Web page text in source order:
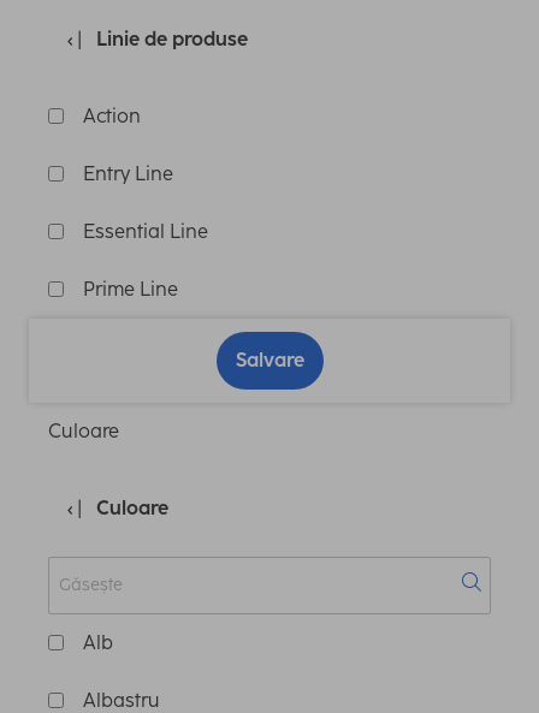
Linie de produse
Action
Entry Line
Essential Line
Prime Line
Salvare
Culoare
Culoare
Alb
Albastru